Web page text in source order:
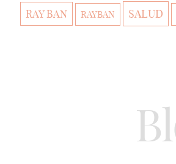
RAY BAN RAYBAN SALUD